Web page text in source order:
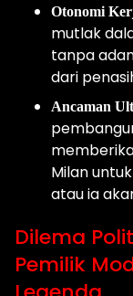
Otonomi
mutlak
tanpa
dari
Ancaman
Milan
atau ia
Dilema
Pemilik